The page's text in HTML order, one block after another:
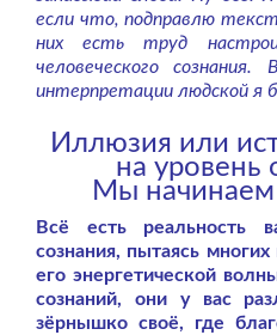
если что, подправлю
них есть труд
человеческого
интерпретации людской я
Иллюзия или
на уровень
Мы
Всё есть реальность
сознания, пытаясь
его энергетической
сознаний, они у вас
зёрнышко своё, где